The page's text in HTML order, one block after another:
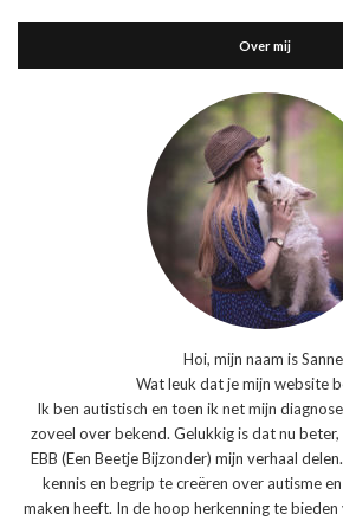
Over mij
Hoi, mijn naam is
Wat leuk dat je mijn website
Ik ben autistisch en toen ik net mijn
zoveel over bekend. Gelukkig is dat nu
EBB (Een Beetje Bijzonder) mijn verhaal
kennis en begrip te creëren over autisme
maken heeft. In de hoop herkenning te bieden